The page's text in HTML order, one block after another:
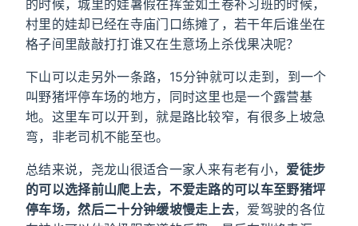
的时候，城里的娃暑假在挥金如土卷补习班的时候，
村里的娃却已经在寺庙门口练摊了，若干年后谁坐在
格子间里敲敲打打谁又在生意场上杀伐果决呢？
下山可以走另外一条路，15分钟就可以走到，到一个
叫野猪坪停车场的地方，同时这里也是一个露营基
地。这里车可以开到，就是路比较窄，有很多上坡急
弯，非老司机不能至也。
总结来说，尧龙山很适合一家人来有老有小， 爱徒步
的可以选择前山爬上去，不爱走路的可以车至野猪坪
停车场，然后二十分钟缓坡慢走上去，爱驾驶的各位